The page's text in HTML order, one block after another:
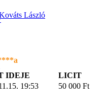
László
IDEJE
LICIT
19:53 50 000 Ft